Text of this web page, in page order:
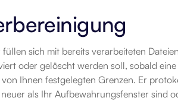
sich mit bereits verarbeiteten
oder gelöscht werden soll, sobald
Ihnen festgelegten Grenzen. Er
als Ihr Aufbewahrungsfenster sind